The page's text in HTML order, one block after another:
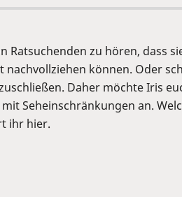
zu hören, dass
können. Oder
Daher möchte Iris
Seheinschränkungen an.
ihr hier.